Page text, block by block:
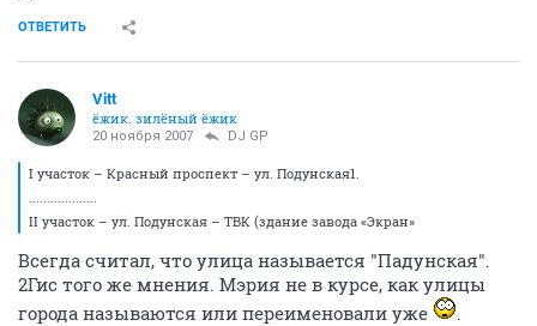
ОТВЕТИТЬ
Vitt
ёжик. зилёный ёжик
20 ноября 2007 DJ GP
I участок – Красный проспект – ул. Подунская1.
...................
II участок – ул. Подунская – ТВК (здание завода «Экран»
Всегда считал, что улица называется "Падунская".
2Гис того же мнения. Мэрия не в курсе, как улицы
города называются или переименовали уже
.